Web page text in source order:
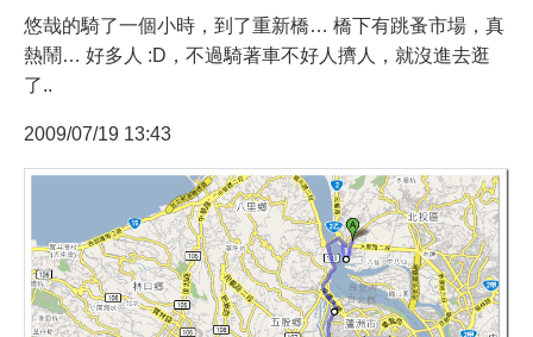
悠哉的騎了一個小時，到了重新橋… 橋下有跳蚤市場，真
熱鬧… 好多人 :D，不過騎著車不好人擠人，就沒進去逛
了..
2009/07/19 13:43